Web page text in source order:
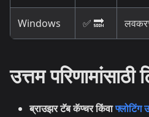
Windows ✅ 🔜
उत्तम परिणामांसाठी
ब्राउझर टॅब कॅप्चर किंवाफ्लोटिंग